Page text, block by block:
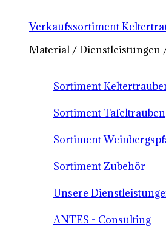
Verkaufssortiment
Material / Dienstleistungen
Sortiment
Sortiment Tafeltrauben
Sortiment
Sortiment Zubehör
Unsere
ANTES - Consulting